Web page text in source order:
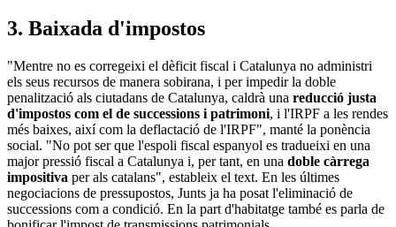
3. Baixada d'impostos
"Mentre no es corregeixi el dèficit fiscal i Catalunya no administri
els seus recursos de manera sobirana, i per impedir la doble
penalització als ciutadans de Catalunya, caldrà una reducció justa
d'impostos com el de successions i patrimoni, i l'IRPF a les rendes
més baixes, així com la deflactació de l'IRPF", manté la ponència
social. "No pot ser que l'espoli fiscal espanyol es tradueixi en una
major pressió fiscal a Catalunya i, per tant, en una doble càrrega
impositiva per als catalans", estableix el text. En les últimes
negociacions de pressupostos, Junts ja ha posat l'eliminació de
successions com a condició. En la part d'habitatge també es parla de